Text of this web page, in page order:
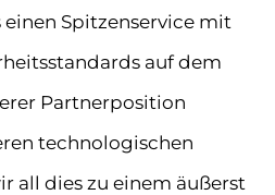
Spitzenservice mit
auf dem
Partnerposition
technologischen
all dies zu einem äußerst